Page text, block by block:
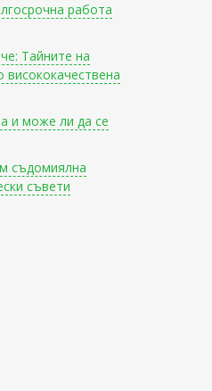
работа
Тайните на
и може ли да се
съдомиялна
съвети